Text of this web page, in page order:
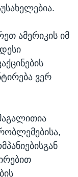
ამერიკის იმ
ვერ